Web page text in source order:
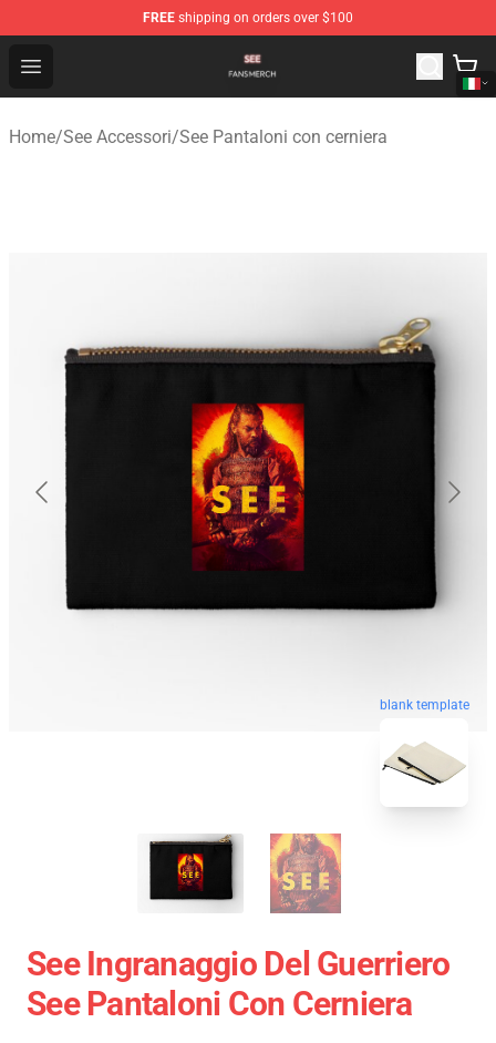
FREE shipping on orders over $100
Open menu
See Shop - Official See Merchandise Store
Home/See Accessori/See Pantaloni con cerniera
blank template
See Ingranaggio Del Guerriero
See Pantaloni Con Cerniera